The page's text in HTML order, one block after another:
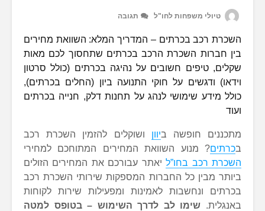
טיולי משפחות לחו"ל תגובה
השכרת רכב בכרתים – המדריך המלא: השוואת מחירים
בין חברות השכרת הרכב בכרתים שתחסוך לכם מאות
שקלים, טיפים חשובים על נהיגה בכרתים (כולל סרטון
וידאו) ודגשים על חוקי התנועה ביון (החלים בכרתים),
כולל מידע שימושי לנהג על תחנות דלק, חנייה בכרתים
ועוד
מתכננים חופשה ביוון ושוקלים להזמין השכרת רכב
בכרתים? מנוע השוואת המחירים המתוחכם למחירי
השכרת רכב בחו”ליאתר עבורכם את המחירים הזולים
ביותר מבין כל החברות המספקות שירותי השכרת רכב
בכרתים ונחשבות לאמינות ומפעילות שירות לקוחות
באנגלית. שימו לב לדרך השימוש – בטופס למטה